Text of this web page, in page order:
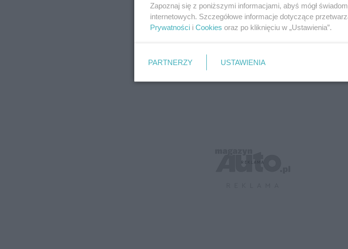
Zapoznaj się z poniższymi informacjami, abyś mógł
internetowych. Szczegółowe informacje dotyczące
Prywatności i Cookies oraz po kliknięciu w „Ustawienia”.
PARTNERZY USTAWIENIA